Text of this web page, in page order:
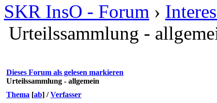
SKR InsO - Forum ›
Urteilssammlung -
Dieses Forum als gelesen markieren
Urteilssammlung - allgemein
Thema [ab] /Verfasser